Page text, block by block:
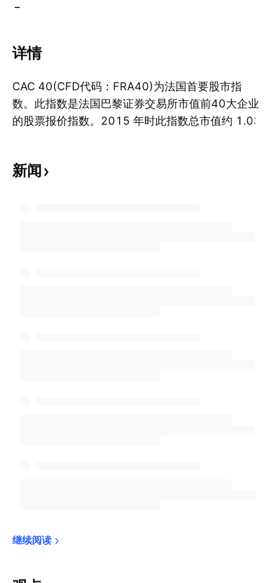
–
详情
CAC 40(CFD代码：FRA40)为法国首要股市指
数。此指数是法国巴黎证券交易所市值前40大企业
的股票报价指数。2015 年时此指数总市值约 1.03
1987 年 12 月，基准值为 1000。此指数想要了
新闻
继续阅读